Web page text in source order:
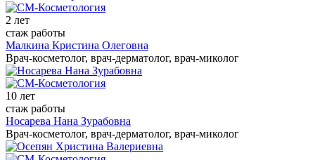
2 лет
стаж работы
Малкина Кристина Олеговна
Врач-косметолог, врач-дерматолог, врач-миколог
10 лет
стаж работы
Носарева Нана Зурабовна
Врач-косметолог, врач-дерматолог, врач-миколог